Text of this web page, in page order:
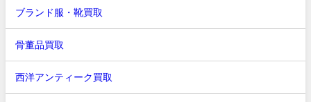
ブランド服・靴買取
骨董品買取
西洋アンティーク買取